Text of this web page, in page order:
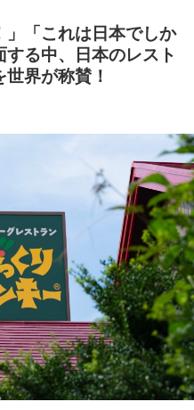
」「これは日本でしか
る中、日本のレスト
界が称賛！